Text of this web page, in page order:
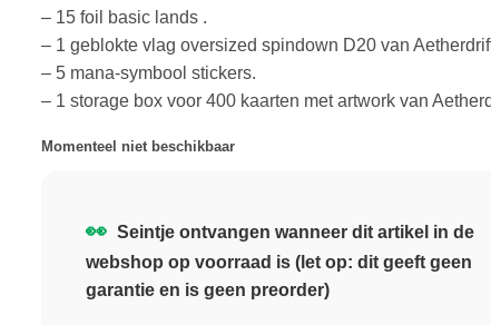
– 15 foil basic lands .
– 1 geblokte vlag oversized spindown D20 van
– 5 mana-symbool stickers.
– 1 storage box voor 400 kaarten met artwork van
Momenteel niet beschikbaar
👀 Seintje ontvangen wanneer dit artikel in de
webshop op voorraad is (let op: dit geeft geen
garantie en is geen preorder)